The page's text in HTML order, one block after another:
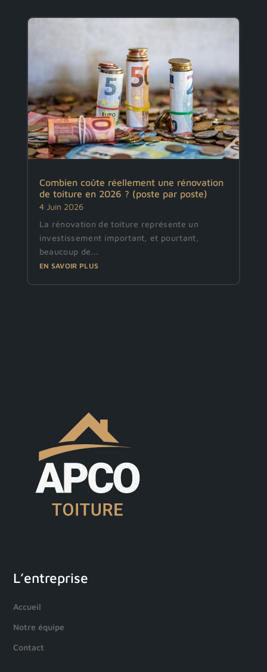
Combien coûte réellement une rénovation
de toiture en 2026 ? (poste par poste)
4 Juin 2026
La rénovation de toiture représente un
investissement important, et pourtant,
beaucoup de...
EN SAVOIR PLUS
L’entreprise
Accueil
Notre équipe
Contact